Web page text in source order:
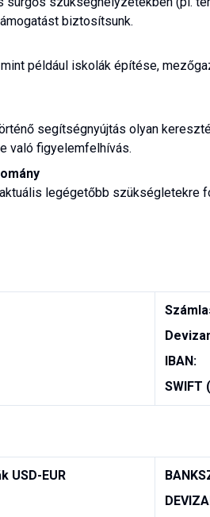
biztosítsunk.
például iskolák építése,
segítségnyújtás olyan
való figyelemfelhívás.
legégetőbb szükségletekre
SWIFT
USD-EUR